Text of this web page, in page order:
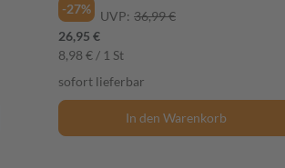
-27%
UVP: 36,99 €
26,95 €
8,98 € / 1 St
sofort lieferbar
In den Warenkorb